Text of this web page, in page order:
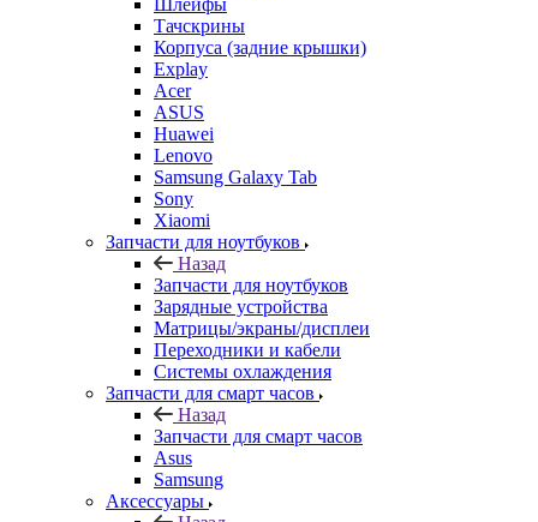
Huawei
Lenovo
Samsung Galaxy Tab
Sony
Xiaomi
Запчасти для ноутбуков
Назад
Запчасти для ноутбуков
Зарядные устройства
Матрицы/экраны/дисплеи
Переходники и кабели
Системы охлаждения
Запчасти для смарт часов
Назад
Запчасти для смарт часов
Asus
Samsung
Аксессуары
Назад
Аксессуары
Apple
Чехлы для телефонов и накладки
Защитные стекла
Элементы питания